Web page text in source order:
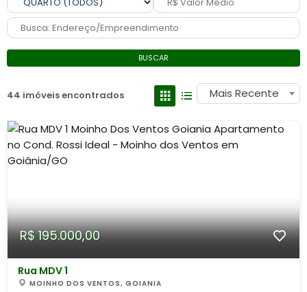
BUSCAR
44 imóveis encontrados Mais Recente
R$ 195.000,00
Rua MDV 1
MOINHO DOS VENTOS, GOIANIA